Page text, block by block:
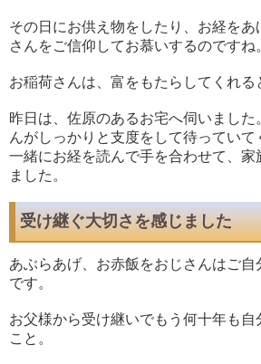
その日にお供え物をしたり、お経を
さんをご信仰してお慕いするのですね
お稲荷さんは、富をもたらしてくれる
昨日は、佐原のあるお宅へ伺いました
んがしっかりと支度をして待ってい
一緒にお経を読んで手を合わせて、家
ました。
受け継ぐ大切さを感じました
あぶらあげ、お赤飯をおじさんはご自
です。
お父様から受け継いでもう何十年も
こと。